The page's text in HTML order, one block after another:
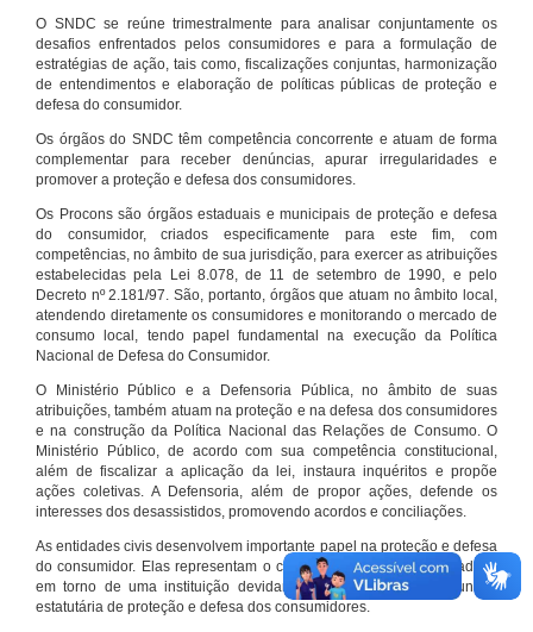
O SNDC se reúne trimestralmente para analisar conjuntamente os
desafios enfrentados pelos consumidores e para a formulação de
estratégias de ação, tais como, fiscalizações conjuntas, harmonização
de entendimentos e elaboração de políticas públicas de proteção e
defesa do consumidor.
Os órgãos do SNDC têm competência concorrente e atuam de forma
complementar para receber denúncias, apurar irregularidades e
promover a proteção e defesa dos consumidores.
Os Procons são órgãos estaduais e municipais de proteção e defesa
do consumidor, criados especificamente para este fim, com
competências, no âmbito de sua jurisdição, para exercer as atribuições
estabelecidas pela Lei 8.078, de 11 de setembro de 1990, e pelo
Decreto nº 2.181/97. São, portanto, órgãos que atuam no âmbito local,
atendendo diretamente os consumidores e monitorando o mercado de
consumo local, tendo papel fundamental na execução da Política
Nacional de Defesa do Consumidor.
O Ministério Público e a Defensoria Pública, no âmbito de suas
atribuições, também atuam na proteção e na defesa dos consumidores
e na construção da Política Nacional das Relações de Consumo. O
Ministério Público, de acordo com sua competência constitucional,
além de fiscalizar a aplicação da lei, instaura inquéritos e propõe
ações coletivas. A Defensoria, além de propor ações, defende os
interesses dos desassistidos, promovendo acordos e conciliações.
As entidades civis desenvolvem importante papel na proteção e defesa
do consumidor. Elas representam o conjunto organizado de cidadãos
em torno de uma instituição devidamente registrada e com função
estatutária de proteção e defesa dos consumidores.